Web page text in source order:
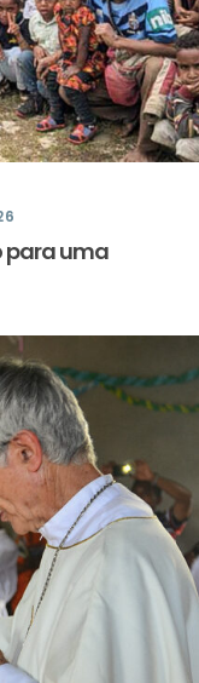
para uma